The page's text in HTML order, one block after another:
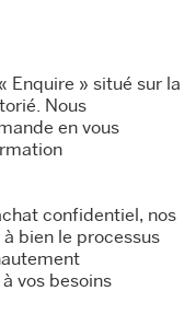
Enquire » situé sur la
Nous
en vous
confidentiel, nos
bien le processus
vos besoins